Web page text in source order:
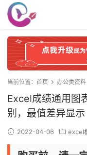
当前位置： 首页 办公类资料
Excel成绩通用图
别，最值差异显示
2022-04-06 excel